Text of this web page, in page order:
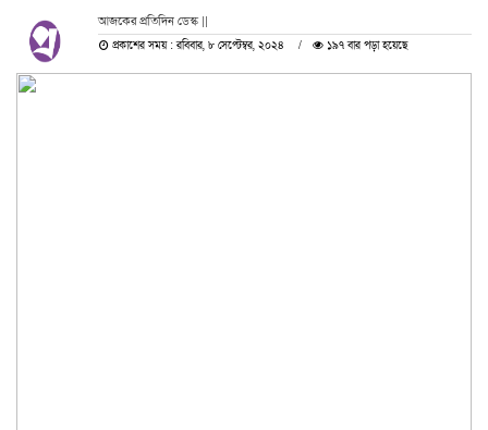
আজকের প্রতিদিন ডেস্ক ||
প্রকাশের সময় : রবিবার, ৮ সেপ্টেম্বর, ২০২৪ ১৯৭ বার পড়া হয়েছে